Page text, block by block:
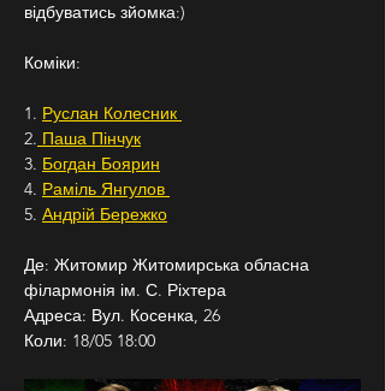
відбуватись зйомка:)
Коміки:
1. Руслан Колесник
2. Паша Пінчук
3. Богдан Боярин
4. Раміль Янгулов
5. Андрій Бережко
Де: Житомир Житомирська обласна
філармонія ім. С. Ріхтера
Адреса: Вул. Косенка, 26
Коли: 18/05 18:00